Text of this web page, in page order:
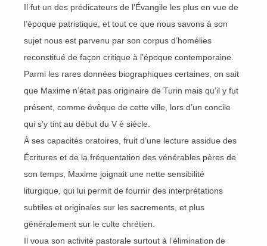
Il fut un des prédicateurs de l’Évangile les plus en vue de
l’époque patristique, et tout ce que nous savons à son
sujet nous est parvenu par son corpus d’homélies
reconstitué de façon critique à l’époque contemporaine.
Parmi les rares données biographiques certaines, on sait
que Maxime n’était pas originaire de Turin mais qu’il y fut
présent, comme évêque de cette ville, lors d’un concile
qui s’y tint au début du V è siècle.
À ses capacités oratoires, fruit d’une lecture assidue des
Écritures et de la fréquentation des vénérables pères de
son temps, Maxime joignait une nette sensibilité
liturgique, qui lui permit de fournir des interprétations
subtiles et originales sur les sacrements, et plus
généralement sur le culte chrétien.
Il voua son activité pastorale surtout à l’élimination de